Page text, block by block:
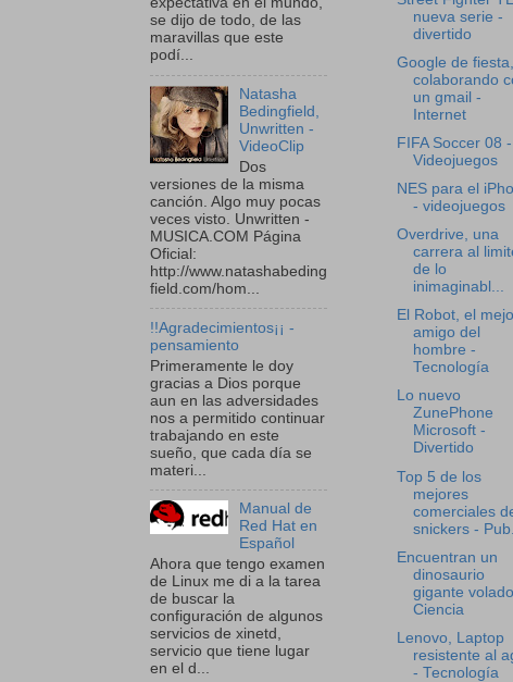
se dijo de todo, de las
maravillas que este
podí...
Natasha
Bedingfield,
Unwritten -
VideoClip
Dos
versiones de la misma
canción. Algo muy pocas
veces visto. Unwritten -
MUSICA.COM Página
Oficial:
http://www.natashabeding
field.com/hom...
!!Agradecimientos¡¡ -
pensamiento
Primeramente le doy
gracias a Dios porque
aun en las adversidades
nos a permitido continuar
trabajando en este
sueño, que cada día se
materi...
Manual de
Red Hat en
Español
Ahora que tengo examen
de Linux me di a la tarea
de buscar la
configuración de algunos
servicios de xinetd,
servicio que tiene lugar
en el d...
nueva serie -
divertido
Google de fiesta,
colaborando
un gmail -
Internet
FIFA Soccer 08 -
Videojuegos
NES para el
- videojuegos
Overdrive, una
carrera al
de lo
inimaginabl...
El Robot, el
amigo del
hombre -
Tecnología
Lo nuevo
ZunePhone
Microsoft -
Divertido
Top 5 de los
mejores
comerciales
snickers -
Encuentran un
dinosaurio
gigante
Ciencia
Lenovo, Laptop
resistente al
- Tecnología